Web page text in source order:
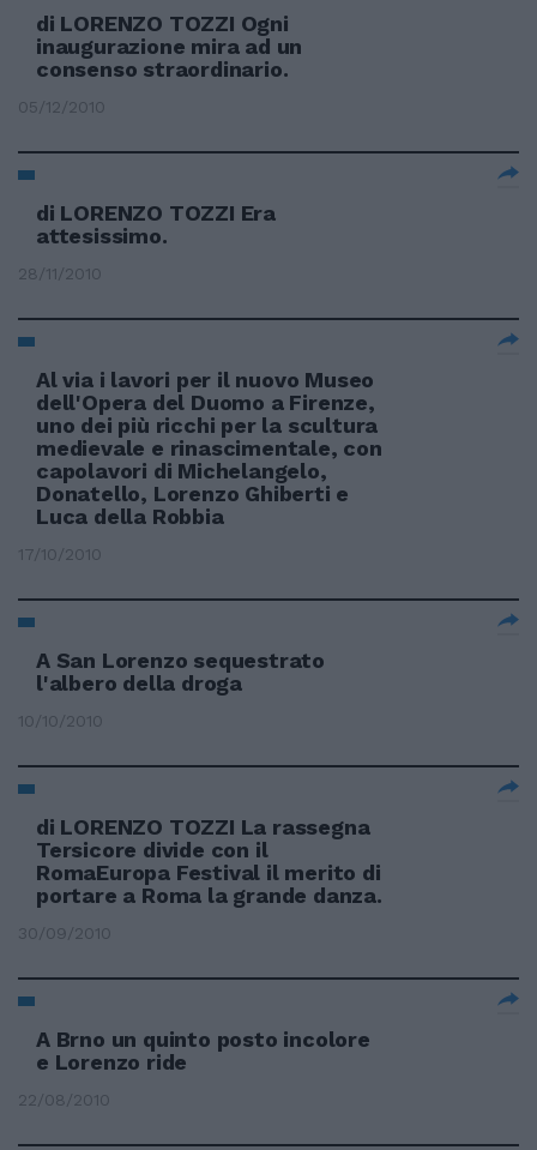
di LORENZO TOZZI Ogni
inaugurazione mira ad un
consenso straordinario.
05/12/2010
di LORENZO TOZZI Era
attesissimo.
28/11/2010
Al via i lavori per il nuovo Museo
dell'Opera del Duomo a Firenze,
uno dei più ricchi per la scultura
medievale e rinascimentale, con
capolavori di Michelangelo,
Donatello, Lorenzo Ghiberti e
Luca della Robbia
17/10/2010
A San Lorenzo sequestrato
l'albero della droga
10/10/2010
di LORENZO TOZZI La rassegna
Tersicore divide con il
RomaEuropa Festival il merito di
portare a Roma la grande danza.
30/09/2010
A Brno un quinto posto incolore
e Lorenzo ride
22/08/2010